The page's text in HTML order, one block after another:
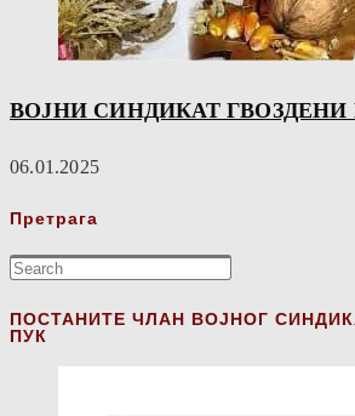
ВОЈНИ СИНДИКАТ
06.01.2025
Претрага
ПОСТАНИТЕ ЧЛАН ВОЈНОГ
ПУК